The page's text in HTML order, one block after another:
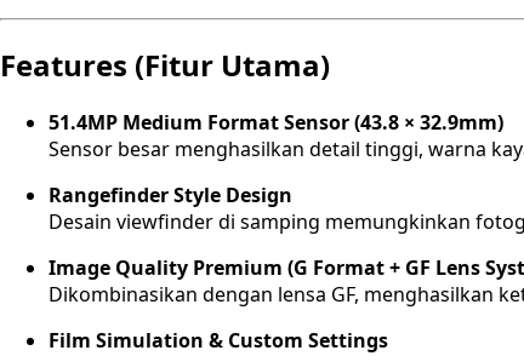
Features (Fitur Utama)
51.4MP Medium Format Sensor (43.8 × 32.9mm)
Sensor besar menghasilkan detail tinggi, warna
Rangefinder Style Design
Desain viewfinder di samping memungkinkan
Image Quality Premium (G Format + GF Lens
Dikombinasikan dengan lensa GF, menghasilkan
Film Simulation & Custom Settings